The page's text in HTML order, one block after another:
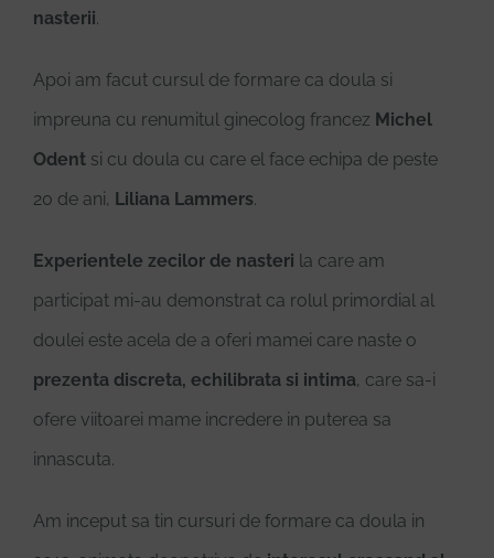
nasterii.
Apoi am facut cursul de formare ca doula si
impreuna cu renumitul ginecolog francez Michel
Odent si cu doula cu care el face echipa de peste
20 de ani, Liliana Lammers.
Experientele zecilor de nasteri la care am
participat mi-au demonstrat ca rolul primordial al
doulei este acela de a oferi mamei care naste o
prezenta discreta, echilibrata si intima, care sa-i
ofere viitoarei mame incredere in puterea sa
innascuta.
Am inceput sa tin cursuri de formare ca doula in